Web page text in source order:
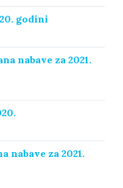
godini
nabave za 2021.
nabave za 2021.